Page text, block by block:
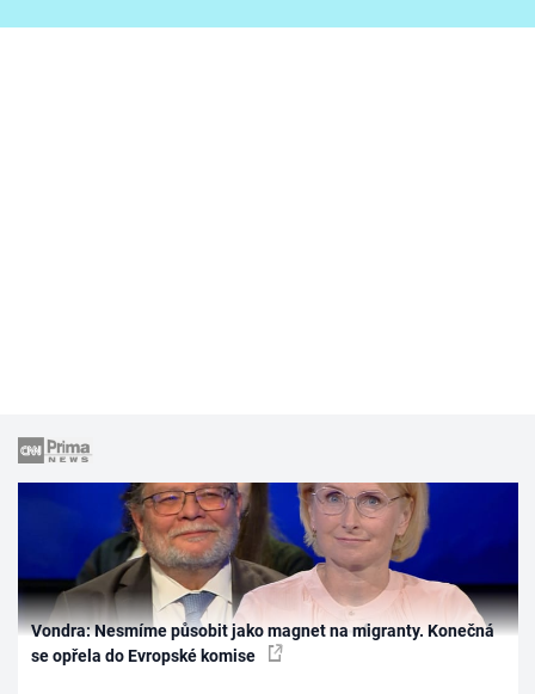
Vondra: Nesmíme působit jako magnet na migranty. Konečná
se opřela do Evropské komise